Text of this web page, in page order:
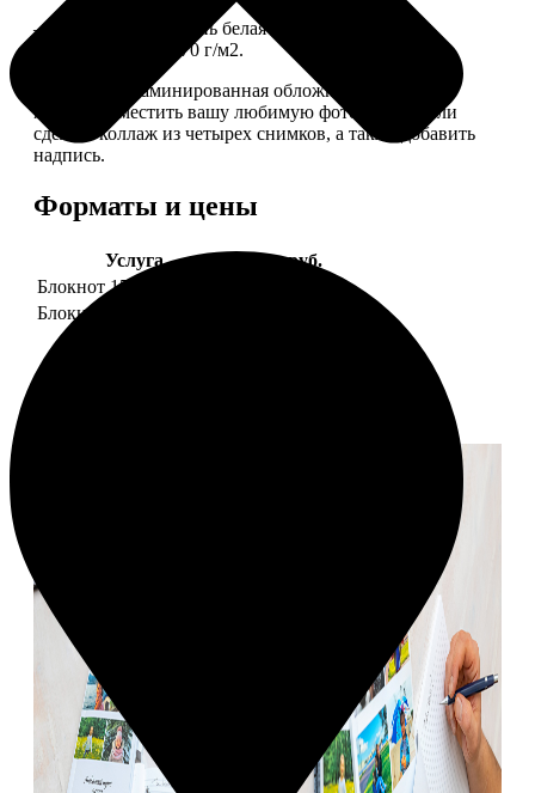
— Приятная на ощупь белая сатиновая бумага
плотностью 150-170 г/м2.
— Плотная ламинированная обложка. На обложке
можно разместить вашу любимую фотографию или
сделать коллаж из четырех снимков, а также добавить
надпись.
Форматы и цены
Услуга
Цена, руб.
Блокнот 15х20 клетка
Блокнот 15х20 линейка